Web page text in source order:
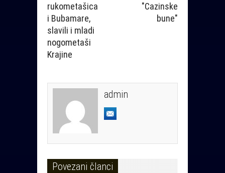
rukometašica
i Bubamare,
slavili i mladi
nogometaši
Krajine
"Cazinske
bune"
admin
Povezani članci